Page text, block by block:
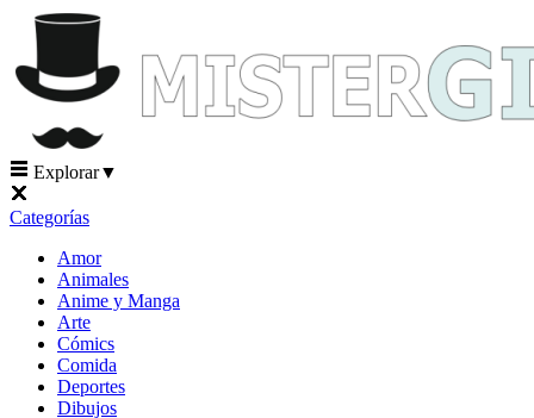
Explorar▼
Categorías
Amor
Animales
Anime y Manga
Arte
Cómics
Comida
Deportes
Dibujos